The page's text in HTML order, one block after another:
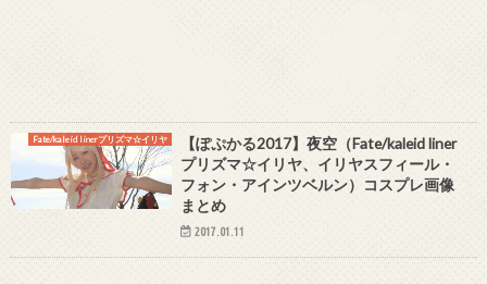
Fate/kaleid linerプリズマ☆イリヤ
【ぽぷかる2017】夜空（Fate/kaleid liner
プリズマ☆イリヤ、イリヤスフィール・
フォン・アインツベルン）コスプレ画像
まとめ
2017.01.11